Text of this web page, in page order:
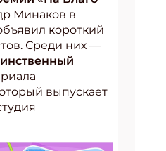
Минаков в
короткий
Среди них —
выпускает